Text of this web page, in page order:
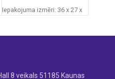
Iepakojuma izmēri: 36 x 27 x
Svars: 0,5 kg
Ieteicamais vecums: no 3
8 veikals 51185 Kaunas